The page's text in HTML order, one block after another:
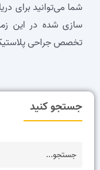
شما می‌توانید برای
سازی شده در این
تخصص جراحی
جستجو کنید